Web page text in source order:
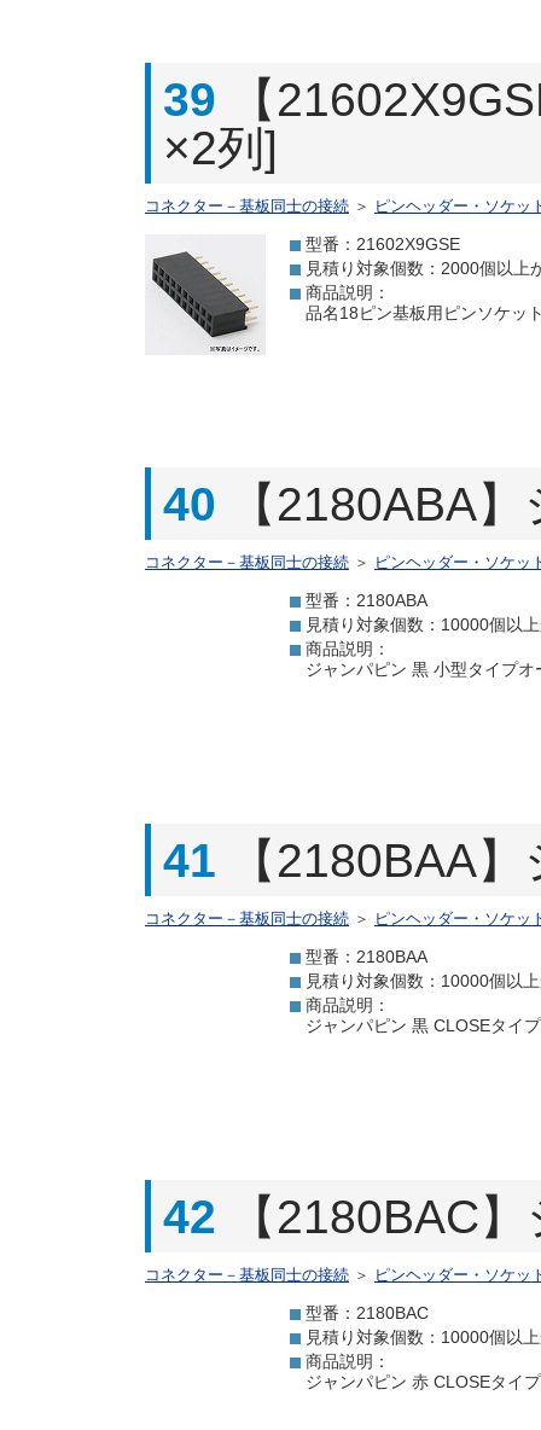
39
【
×2列]
コネクター－基板同士の接続 ＞ ピンヘッダー・ソケッ
型番：21602X9GSE
見積り対象個数：2000個以上
商品説明：
品名18ピン基板用ピンソケッ
40 【2180ABA
コネクター－基板同士の接続 ＞ ピンヘッダー・ソケッ
型番：2180ABA
見積り対象個数：10000個以
商品説明：
ジャンパピン 黒 小型タイプ
41 【2180BAA
コネクター－基板同士の接続 ＞ ピンヘッダー・ソケッ
型番：2180BAA
見積り対象個数：10000個以
商品説明：
ジャンパピン 黒 CLOSEタイ
42 【2180BAC
コネクター－基板同士の接続 ＞ ピンヘッダー・ソケッ
型番：2180BAC
見積り対象個数：10000個以
商品説明：
ジャンパピン 赤 CLOSEタイ